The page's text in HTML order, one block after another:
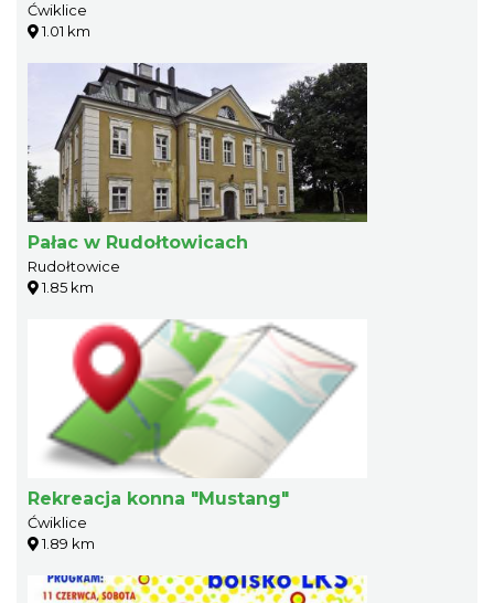
Ćwiklice
1.01 km
Pałac w Rudołtowicach
Rudołtowice
1.85 km
Rekreacja konna "Mustang"
Ćwiklice
1.89 km